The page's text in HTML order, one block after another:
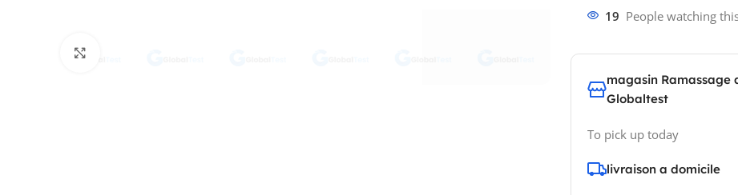
19 People watching
magasin Ramassage
Globaltest
To pick up today
livraison a domicile